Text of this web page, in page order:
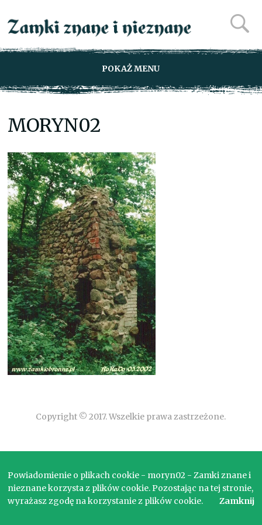
POKAŻ MENU
MORYN02
Copyright © 2017. Wszelkie prawa zastrzeżone.
Powiadomienie o plikach cookie - moryn02 - Zamki znane i
nieznane korzysta z plików cookie. Pozostając na tej stronie,
wyrażasz zgodę na korzystanie z plików cookie.
Zamknij